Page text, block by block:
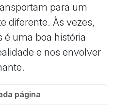
para um
diferente. Às vezes,
uma boa história
e nos envolver
página